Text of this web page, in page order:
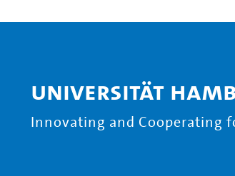
Universität
Innovating and Cooperating